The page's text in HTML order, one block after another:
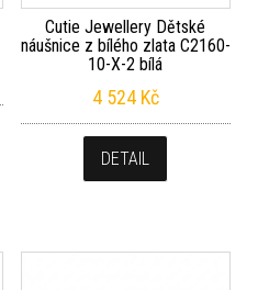
Cutie Jewellery Dětské
náušnice z bílého zlata C2160-
10-X-2 bílá
4 524 Kč
DETAIL